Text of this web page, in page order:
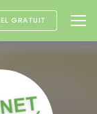
GRATUIT